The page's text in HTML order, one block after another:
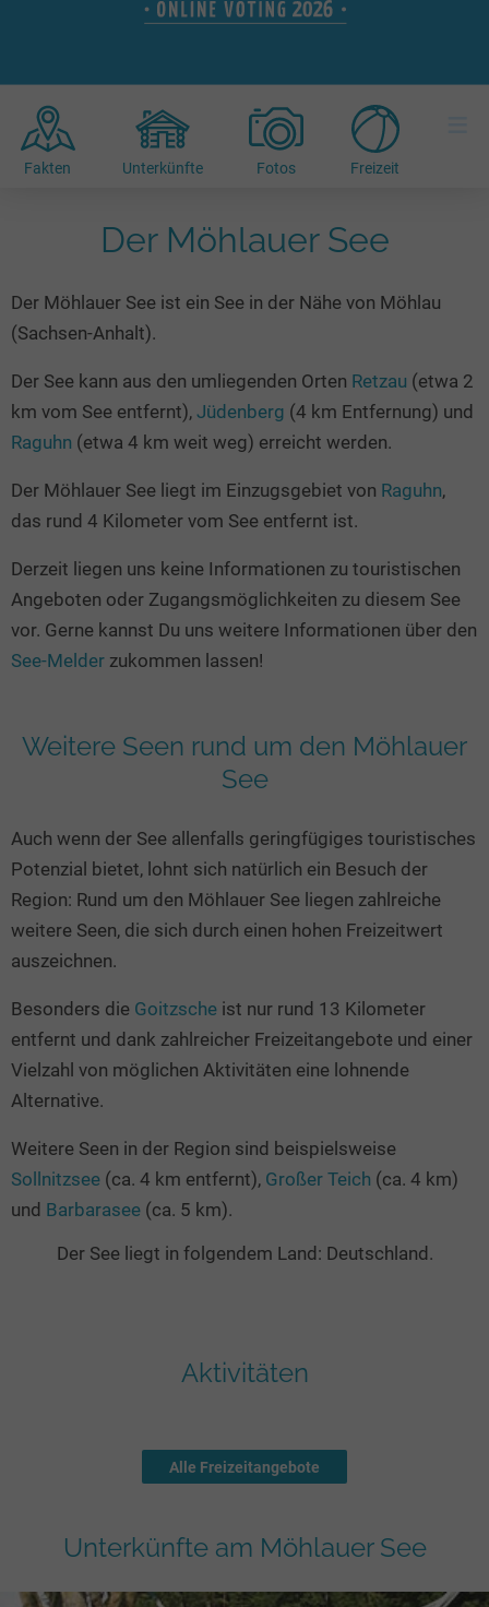
Radtouren am See
Kitesurfen
Kanu- & Kajaktouren
Badeseen in Deutschland
Wellness am See
Romantik Hotels
Urlaub an der Küste
Unterkünfte
Hotels am See
Ferienwohnungen
Kanu- & Kajak-Urlaub
Bikeurlaub
Auszeit & Wellness
Camping am See
Top-Hotels
Familienhotels
Wellness-Hotels
Biohotels
Ausgefallenes
Häuser auf dem Wasser
Hundefreundliche Unterkünfte
Glamping
Seen in Deutschland
Seen in Europa
Überwachte Badestellen
Unsere See-Highlights
Deutschlands schönste Seen
Top Seen nach Bundesländern
Top Seen nach Regionen
Deutschlands Lieblingsseen
Seen in Europa
Österreich
Schweiz
Frankreich
Niederlande
alle Länder…
Fakten Unterkünfte Fotos Freizeit
Der Möhlauer See
Der Möhlauer See ist ein See in der Nähe von Möhlau
(Sachsen-Anhalt).
Der See kann aus den umliegenden Orten Retzau (etwa 2
km vom See entfernt), Jüdenberg (4 km Entfernung) und
Raguhn (etwa 4 km weit weg) erreicht werden.
Der Möhlauer See liegt im Einzugsgebiet von Raguhn,
das rund 4 Kilometer vom See entfernt ist.
Derzeit liegen uns keine Informationen zu touristischen
Angeboten oder Zugangsmöglichkeiten zu diesem See
vor. Gerne kannst Du uns weitere Informationen über den
See-Melder zukommen lassen!
Weitere Seen rund um den Möhlauer
See
Auch wenn der See allenfalls geringfügiges touristisches
Potenzial bietet, lohnt sich natürlich ein Besuch der
Region: Rund um den Möhlauer See liegen zahlreiche
weitere Seen, die sich durch einen hohen Freizeitwert
auszeichnen.
Besonders die Goitzsche ist nur rund 13 Kilometer
entfernt und dank zahlreicher Freizeitangebote und einer
Vielzahl von möglichen Aktivitäten eine lohnende
Alternative.
Weitere Seen in der Region sind beispielsweise
Sollnitzsee (ca. 4 km entfernt), Großer Teich (ca. 4 km)
und Barbarasee (ca. 5 km).
Der See liegt in folgendem Land: Deutschland.
Aktivitäten
Alle Freizeitangebote
Unterkünfte am Möhlauer See